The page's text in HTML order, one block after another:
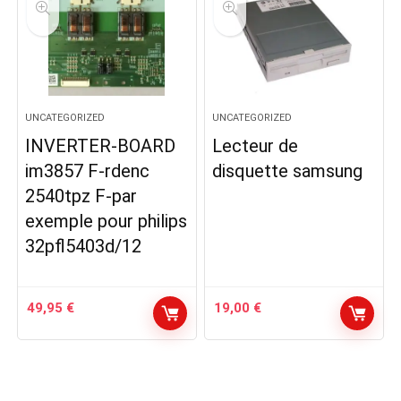
UNCATEGORIZED
INVERTER-BOARD
im3857 F-rdenc
2540tpz F-par
exemple pour philips
32pfl5403d/12
49,95 €
UNCATEGORIZED
Lecteur de
disquette samsung
19,00 €